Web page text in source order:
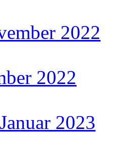
2022
2022
2023